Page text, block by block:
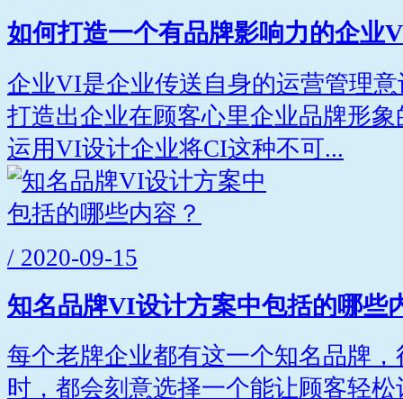
如何打造一个有品牌影响力的企业
企业VI是企业传送自身的运营管理
打造出企业在顾客心里企业品牌形
运用VI设计企业将CI这种不可...
/ 2020-09-15
知名品牌VI设计方案中包括的哪些
每个老牌企业都有这一个知名品牌
时，都会刻意选择一个能让顾客轻